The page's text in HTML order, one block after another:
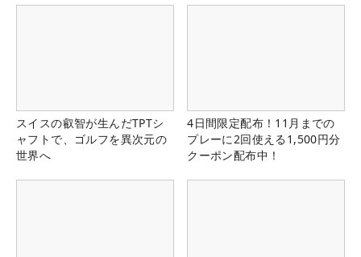
スイスの叡智が生んだTPTシ
ャフトで、ゴルフを異次元の
世界へ
4日間限定配布！11月までの
プレーに2回使える1,500円分
クーポン配布中！